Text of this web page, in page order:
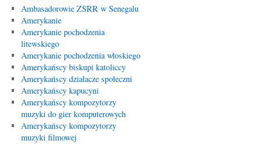
Ambasadorowie ZSRR w Senegalu
Amerykanie
Amerykanie pochodzenia
litewskiego
Amerykanie pochodzenia włoskiego
Amerykańscy biskupi katoliccy
Amerykańscy działacze społeczni
Amerykańscy kapucyni
Amerykańscy kompozytorzy
muzyki do gier komputerowych
Amerykańscy kompozytorzy
muzyki filmowej